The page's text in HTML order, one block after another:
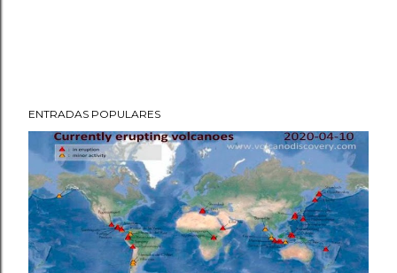
ENTRADAS POPULARES